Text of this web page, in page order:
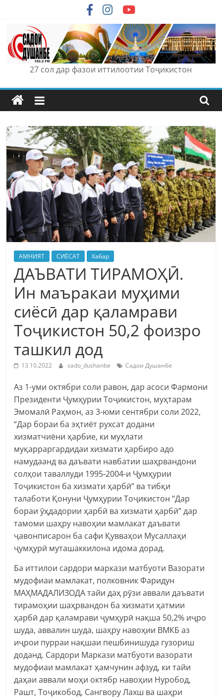
content
27 сол дар фазои иттилоотии Тоҷикистон
АМНИЯТ СИЁСАТ Хабар
ДАЪВАТИ ТИРАМОҲӢ.
Ин маъракаи муҳими
сиёсӣ дар қаламрави
Тоҷикистон 50,2 фоизро
ташкил дод
13.10.2022 sado_dushanbe Садои Душанбе
Аз 1-уми октябри соли равон, дар асоси Фармони
Президенти Ҷумҳурии Тоҷикистон, муҳтарам
Эмомалӣ Раҳмон, аз 3-юми сентябри соли 2022,
“Дар бораи ба эҳтиёт рухсат додани
хизматчиёни ҳарбие, ки муҳлати
муқарраргардидаи хизмати ҳарбиро адо
намудаанд ва даъвати навбатии шаҳрвандони
солҳои таваллуди 1995-2004-и Ҷумҳурии
Тоҷикистон ба хизмати ҳарбӣ” ва тибқи
талаботи Қонуни Ҷумҳурии Тоҷикистон “Дар
бораи ӯҳдадории ҳарбӣ ва хизмати ҳарбӣ” дар
тамоми шаҳру навоҳии мамлакат даъвати
ҷавонписарон ба сафи Қувваҳои Мусаллаҳи
ҷумҳурӣ муташаккилона идома дорад.
Ба иттилои сардори маркази матбуоти Вазорати
мудофиаи мамлакат, полковник Фаридун
МАҲМАДАЛИЗОДА тайи даҳ рӯзи аввали даъвати
тирамоҳии шаҳрвандон ба хизмати ҳатмии
ҳарбӣ дар қаламрави ҷумҳурӣ нақша 50,2% иҷро
шуда, аввалин шуда, шаҳру навоҳии ВМКБ аз
иҷрои пурраи нақшаи пешбинишуда гузориш
доданд. Сардори Маркази матбуоти вазорати
мудофиаи мамлакат ҳамчунин афзуд, ки тайи
даҳаи аввали моҳи октябр навоҳии Нуробод,
Рашт, Тоҷикобод, Сангвору Лахш ва шаҳри